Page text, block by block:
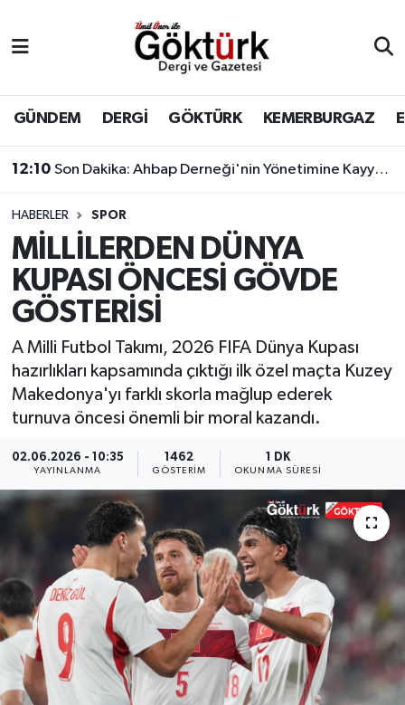
GÜNDEM DERGİ GÖKTÜRK KEMERBURGAZ
12:10 Son Dakika: Ahbap Derneği'nin Yönetimine Kayyum Atandı
HABERLER SPOR
MİLLİLERDEN DÜNYA
KUPASI ÖNCESİ GÖVDE
GÖSTERİSİ
A Milli Futbol Takımı, 2026 FIFA Dünya Kupası
hazırlıkları kapsamında çıktığı ilk özel maçta Kuzey
Makedonya'yı farklı skorla mağlup ederek
turnuva öncesi önemli bir moral kazandı.
02.06.2026 - 10:35
YAYINLANMA
1462
GÖSTERIM
1 DK
OKUNMA SÜRESI
BİLİM
DERGİ
DÜNYA
EĞİTİM
EKONOMİ
GÖKTÜRK
GÜNDEM
MAGAZİN
ÖZEL HABER
SAĞLIK
SPOR
Eyüpsultan Hava Durumu
Eyüpsultan Trafik Yoğunluk Haritası
Süper Lig Puan Durumu ve Fikstür
Tüm Manşetler
Son Dakika Haberleri
Haber Arşivi